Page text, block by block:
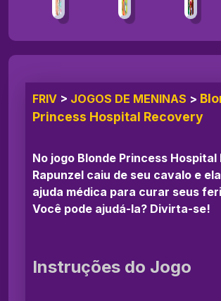
FRIV > JOGOS DE MENINAS >
Princess Hospital Recovery
No jogo Blonde Princess
Rapunzel caiu de seu cavalo e
ajuda médica para curar seus
Você pode ajudá-la? Divirta-se!
Instruções do Jogo